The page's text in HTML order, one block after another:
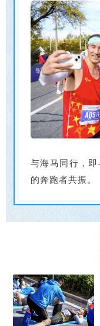
与海马同行，
的奔跑者共振。